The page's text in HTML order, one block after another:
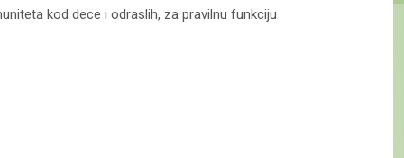
kod dece i odraslih, za pravilnu funkciju